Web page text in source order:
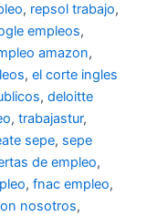
, repsol trabajo,
empleos,
amazon,
, el corte ingles
, deloitte
, trabajastur,
sepe, sepe
de empleo,
, fnac empleo,
nosotros,